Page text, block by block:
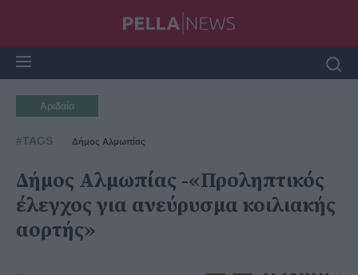
Αριδαία
#TAGS Δήμος Αλμωπίας
Δήμος Αλμωπίας -«Προληπτικός
έλεγχος για ανεύρυσμα κοιλιακής
αορτής»